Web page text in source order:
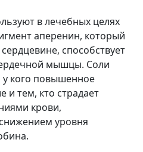
в лечебных целях
аперенин, который
способствует
мышцы. Соли
у кого повышенное
и тем, кто страдает
крови,
уровня